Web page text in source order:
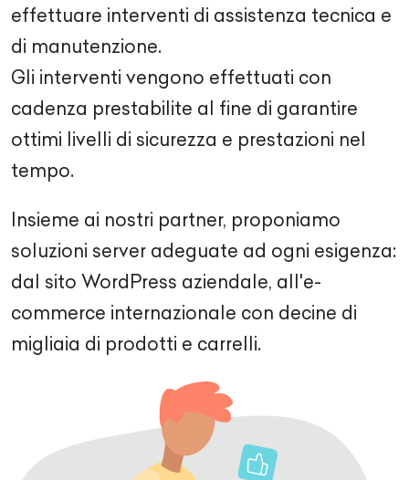
effettuare interventi di assistenza tecnica e
di manutenzione.
Gli interventi vengono effettuati con
cadenza prestabilite al fine di garantire
ottimi livelli di sicurezza e prestazioni nel
tempo.
Insieme ai nostri partner, proponiamo
soluzioni server adeguate ad ogni esigenza:
dal sito WordPress aziendale, all'e-
commerce internazionale con decine di
migliaia di prodotti e carrelli.